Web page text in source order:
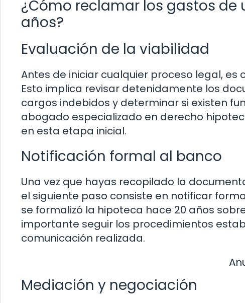
¿Cómo reclamar los gastos
años?
Evaluación de la viabilidad
Antes de iniciar cualquier proceso legal,
Esto implica revisar detenidamente los
cargos indebidos y determinar si existen
abogado especializado en derecho
en esta etapa inicial.
Notificación formal al banco
Una vez que hayas recopilado la
el siguiente paso consiste en notificar
se formalizó la hipoteca hace 20 años
importante seguir los procedimientos
comunicación realizada.
Mediación y negociación